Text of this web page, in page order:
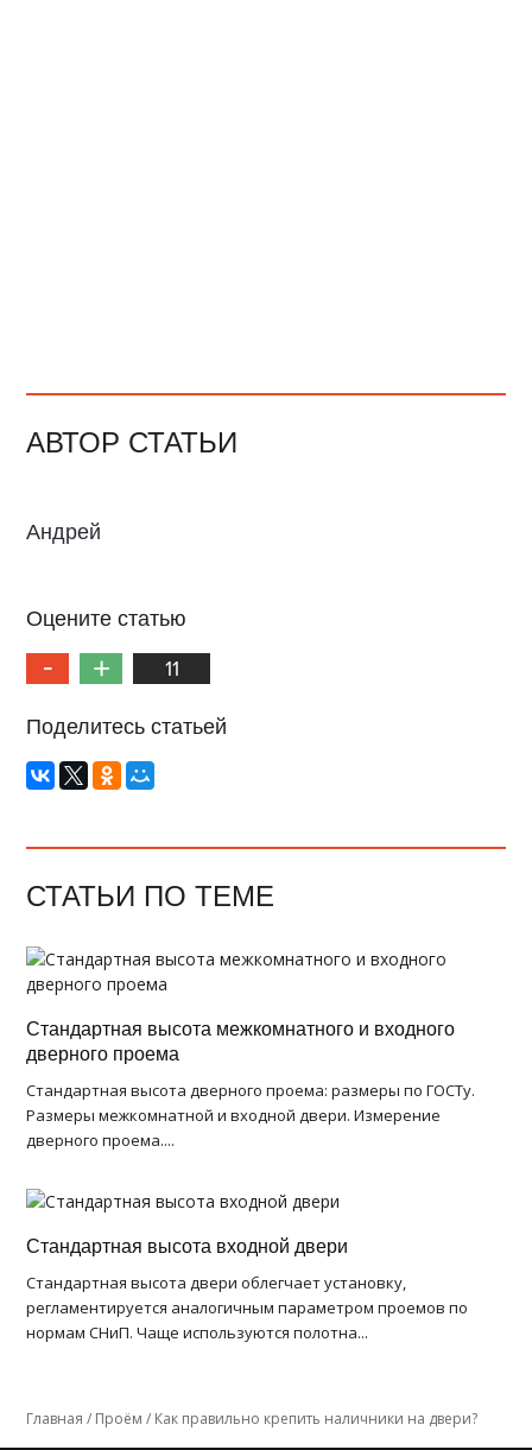
АВТОР СТАТЬИ
Андрей
Оцените статью
11
Поделитесь статьей
СТАТЬИ ПО ТЕМЕ
Стандартная высота межкомнатного и входного
дверного проема
Стандартная высота дверного проема: размеры по ГОСТу.
Размеры межкомнатной и входной двери. Измерение
дверного проема....
Стандартная высота входной двери
Стандартная высота двери облегчает установку,
регламентируется аналогичным параметром проемов по
нормам СНиП. Чаще используются полотна...
Главная / Проём / Как правильно крепить наличники на двери?